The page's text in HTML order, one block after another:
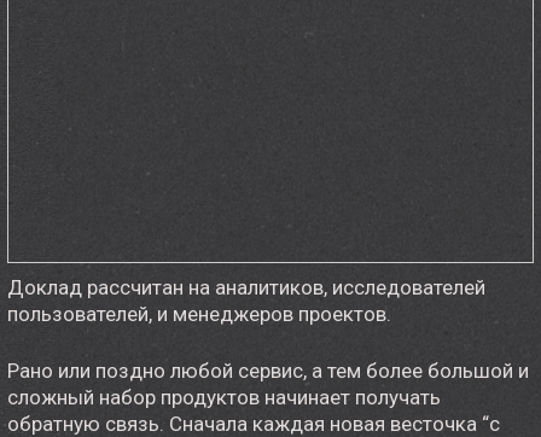
Доклад рассчитан на аналитиков, исследователей
пользователей, и менеджеров проектов.
Рано или поздно любой сервис, а тем более большой и
сложный набор продуктов начинает получать
обратную связь. Сначала каждая новая весточка “с